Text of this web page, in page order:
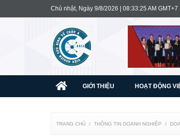
Chủ nhật, Ngày 9/8/2026 | 08:33:27 AM GMT+7
GIỚI THIỆU HOẠT ĐỘNG
TRANG CHỦ THÔNG TIN DOANH NGHIỆP